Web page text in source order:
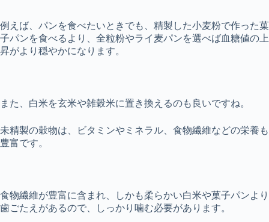
例えば、パンを食べたいときでも、精製した小麦粉で作った菓
子パンを食べるより、全粒粉やライ麦パンを選べば血糖値の上
昇がより穏やかになります。
また、白米を玄米や雑穀米に置き換えるのも良いですね。
未精製の穀物は、ビタミンやミネラル、食物繊維などの栄養も
豊富です。
食物繊維が豊富に含まれ、しかも柔らかい白米や菓子パンより
歯ごたえがあるので、しっかり噛む必要があります。